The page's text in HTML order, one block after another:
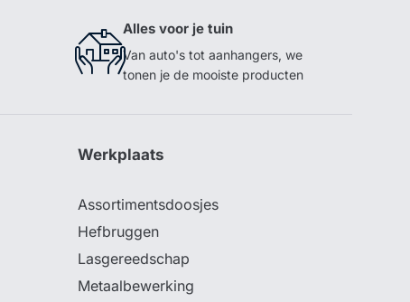
Alles voor je tuin
Van auto's tot aanhangers, we
tonen je de mooiste producten
Werkplaats
Assortimentsdoosjes
Hefbruggen
Lasgereedschap
Metaalbewerking